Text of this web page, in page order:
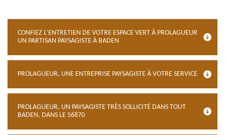
CONFIEZ L’ENTRETIEN DE VOTRE ESPACE VERT À PROLAGUEUR
UN PARTISAN PAYSAGISTE À BADEN
PROLAGUEUR, UNE ENTREPRISE PAYSAGISTE À VOTRE SERVICE
PROLAGUEUR, UN PAYSAGISTE TRÈS SOLLICITÉ DANS TOUT
BADEN, DANS LE 56870